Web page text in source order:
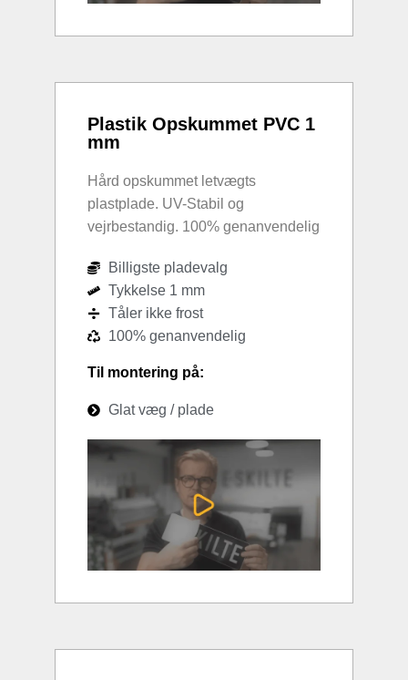
Plastik Opskummet PVC 1
mm
Hård opskummet letvægts
plastplade. UV-Stabil og
vejrbestandig. 100% genanvendelig
Billigste pladevalg
Tykkelse 1 mm
Tåler ikke frost
100% genanvendelig
Til montering på:
Glat væg / plade